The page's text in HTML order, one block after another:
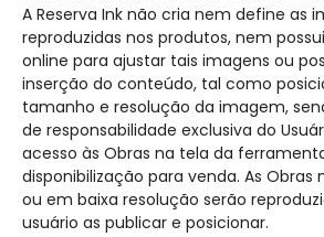
A Reserva Ink não cria nem define as
reproduzidas nos produtos, nem
online para ajustar tais imagens ou
inserção do conteúdo, tal como
tamanho e resolução da imagem,
de responsabilidade exclusiva do
acesso às Obras na tela da
disponibilização para venda. As Obras
ou em baixa resolução serão
usuário as publicar e posicionar.